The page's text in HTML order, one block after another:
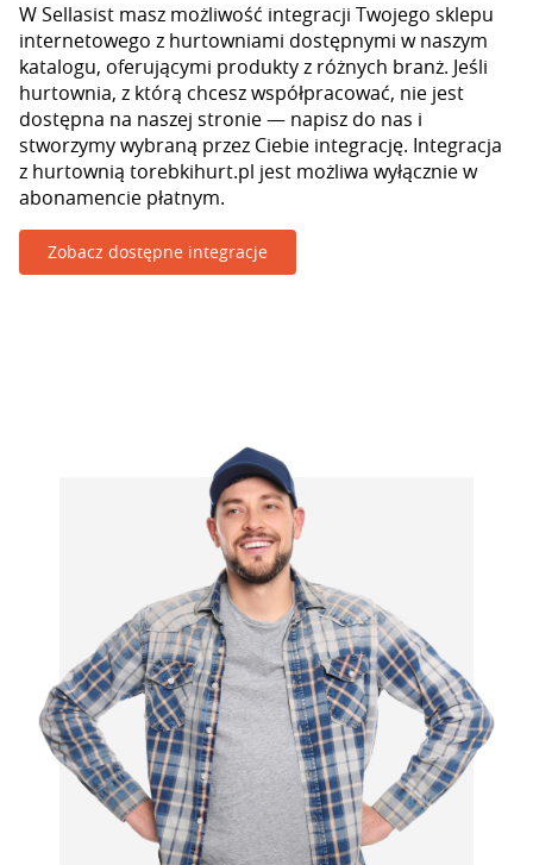
W Sellasist masz możliwość integracji Twojego sklepu
internetowego z hurtowniami dostępnymi w naszym
katalogu, oferującymi produkty z różnych branż. Jeśli
hurtownia, z którą chcesz współpracować, nie jest
dostępna na naszej stronie — napisz do nas i
stworzymy wybraną przez Ciebie integrację. Integracja
z hurtownią torebkihurt.pl jest możliwa wyłącznie w
abonamencie płatnym.
Zobacz dostępne integracje